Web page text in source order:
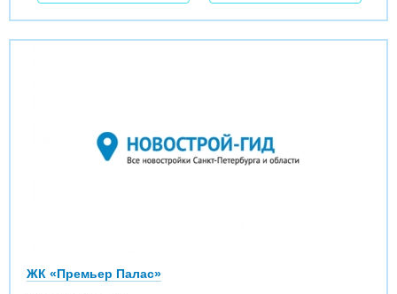
ЖК «Премьер Палас»